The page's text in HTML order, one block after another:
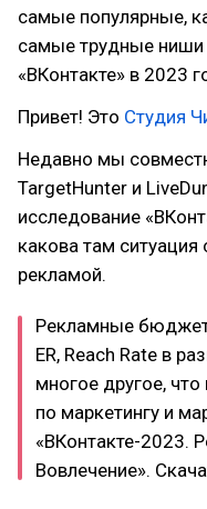
самые популярные,
самые трудные
«ВКонтакте» в 2023
Привет! Это Студия
Недавно мы
TargetHunter и
исследование
какова там
рекламой.
Рекламные
ER, Reach Rate в
многое другое,
по маркетингу и
«ВКонтакте-2023.
Вовлечение».